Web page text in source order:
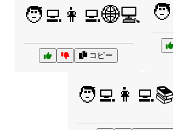
🧑‍💻👩‍💻🌐💻
コピー